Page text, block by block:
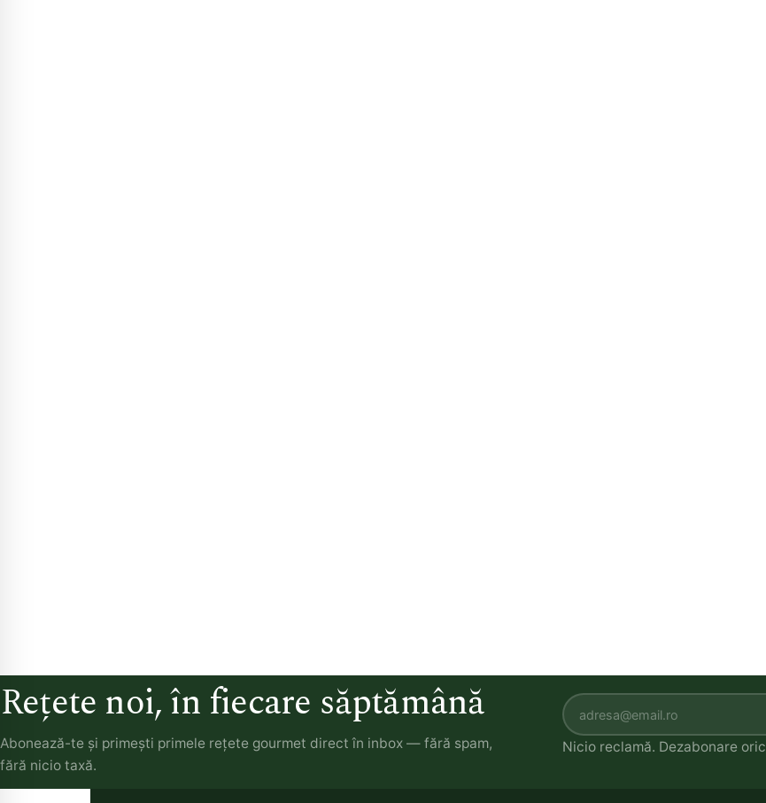
Rețete noi, în fiecare săptămână
Abonează-te și primești primele rețete gourmet direct în inbox — fără spam,
fără nicio taxă.
Nicio reclamă. Dezabonare